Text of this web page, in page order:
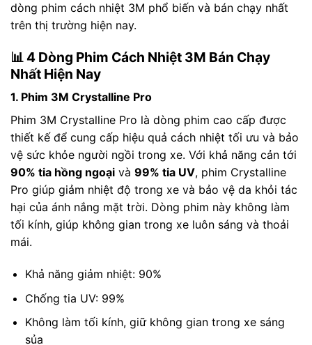
dòng phim cách nhiệt 3M phổ biến và bán chạy nhất
trên thị trường hiện nay.
📊 4 Dòng Phim Cách Nhiệt 3M Bán Chạy
Nhất Hiện Nay
1. Phim 3M Crystalline Pro
Phim 3M Crystalline Pro là dòng phim cao cấp được
thiết kế để cung cấp hiệu quả cách nhiệt tối ưu và bảo
vệ sức khỏe người ngồi trong xe. Với khả năng cản tới
90% tia hồng ngoại và 99% tia UV, phim Crystalline
Pro giúp giảm nhiệt độ trong xe và bảo vệ da khỏi tác
hại của ánh nắng mặt trời. Dòng phim này không làm
tối kính, giúp không gian trong xe luôn sáng và thoải
mái.
Khả năng giảm nhiệt: 90%
Chống tia UV: 99%
Không làm tối kính, giữ không gian trong xe sáng
sủa